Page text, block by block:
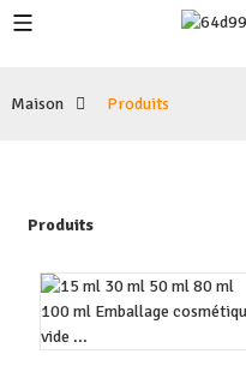
Maison Produits
Produits